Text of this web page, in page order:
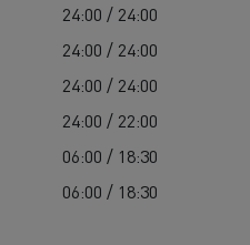
24:00 / 24:00
24:00 / 24:00
24:00 / 24:00
24:00 / 22:00
06:00 / 18:30
06:00 / 18:30